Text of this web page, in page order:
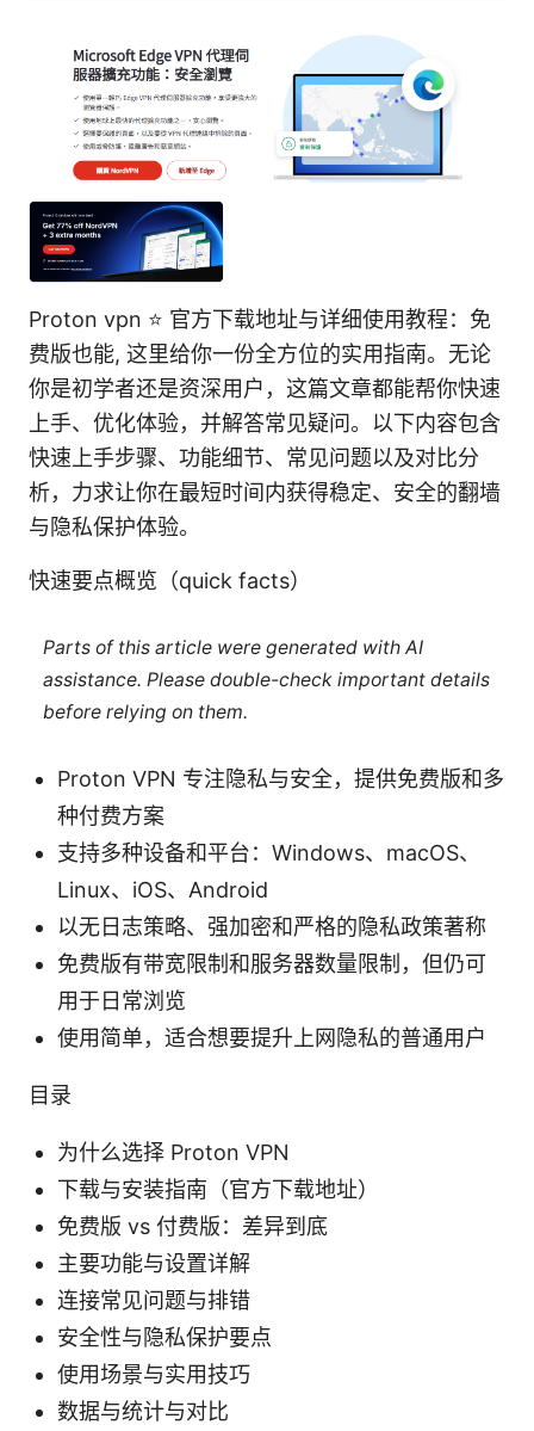
Proton vpn ⭐ 官方下载地址与详细使用教程：免
费版也能, 这里给你一份全方位的实用指南。无论
你是初学者还是资深用户，这篇文章都能帮你快速
上手、优化体验，并解答常见疑问。以下内容包含
快速上手步骤、功能细节、常见问题以及对比分
析，力求让你在最短时间内获得稳定、安全的翻墙
与隐私保护体验。
快速要点概览（quick facts）
Parts of this article were generated with AI
assistance. Please double-check important details
before relying on them.
Proton VPN 专注隐私与安全，提供免费版和多
种付费方案
支持多种设备和平台：Windows、macOS、
Linux、iOS、Android
以无日志策略、强加密和严格的隐私政策著称
免费版有带宽限制和服务器数量限制，但仍可
用于日常浏览
使用简单，适合想要提升上网隐私的普通用户
目录
为什么选择 Proton VPN
下载与安装指南（官方下载地址）
免费版 vs 付费版：差异到底
主要功能与设置详解
连接常见问题与排错
安全性与隐私保护要点
使用场景与实用技巧
数据与统计与对比